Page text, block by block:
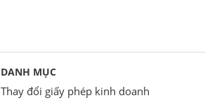
DANH MỤC
Thay đổi giấy phép kinh doanh